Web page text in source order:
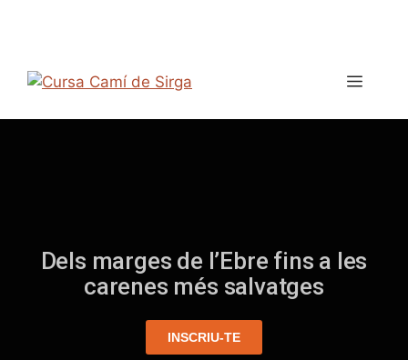
Dels marges de l’Ebre fins a les
carenes més salvatges
INSCRIU-TE